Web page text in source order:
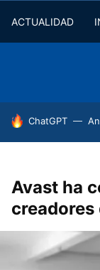
ACTUALIDAD
HOY SE HABLA
ChatGPT
Avast ha